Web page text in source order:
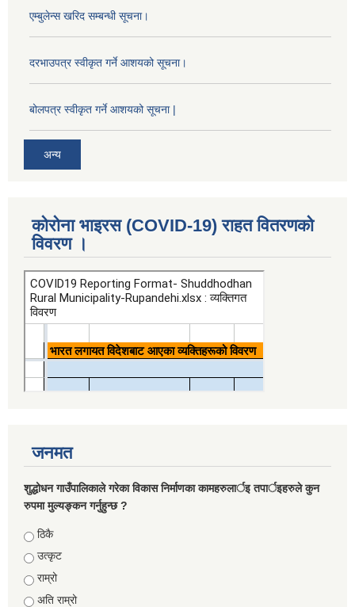
एम्बुलेन्स खरिद सम्बन्धी सूचना।
दरभाउपत्र स्वीकृत गर्ने आशयको सूचना।
बोलपत्र स्वीकृत गर्ने आशयको सूचना |
अन्य
कोरोना भाइरस (COVID-19) राहत वितरणको
विवरण ।
जनमत
शुद्धोधन गाउँपालिकाले गरेका विकास निर्माणका कामहरुलार्इ तपार्इहरुले कुन
रुपमा मुल्यङ्कन गर्नुहुन्छ ?
Choices
ठिकै
उत्कृट
राम्रो
अति राम्रो